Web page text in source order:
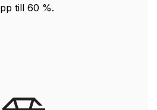
till 60 %.